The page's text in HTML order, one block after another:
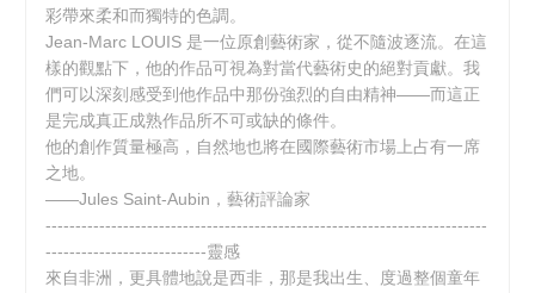
彩帶來柔和而獨特的色調。
Jean-Marc LOUIS 是一位原創藝術家，從不隨波逐流。在這
樣的觀點下，他的作品可視為對當代藝術史的絕對貢獻。我
們可以深刻感受到他作品中那份強烈的自由精神——而這正
是完成真正成熟作品所不可或缺的條件。
他的創作質量極高，自然地也將在國際藝術市場上占有一席
之地。
——Jules Saint-Aubin，藝術評論家
--------------------------------------------------------------------------
---------------------------靈感
來自非洲，更具體地說是西非，那是我出生、度過整個童年